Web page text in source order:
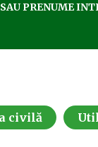
PRENUME
civilă